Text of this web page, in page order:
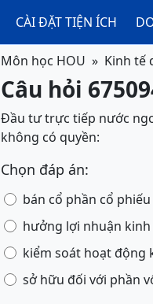
CÀI ĐẶT TIỆN ÍCH
Môn học HOU Kinh tế
Câu hỏi
Đầu tư trực tiếp nước
không có quyền:
Chọn đáp án:
bán cổ phần cổ
hưởng lợi nhuận
kiểm soát hoạt động
sở hữu đối với phần